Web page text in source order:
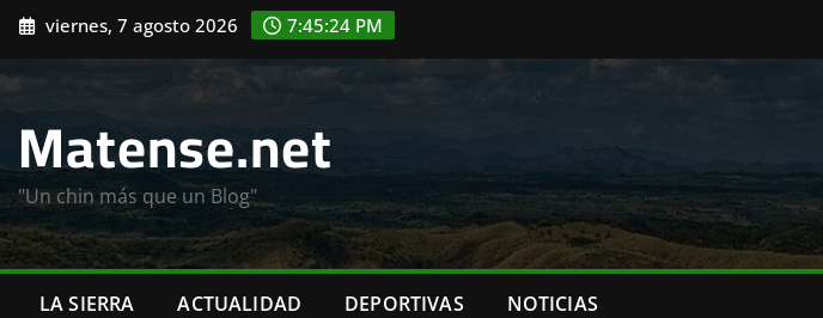
Saltar
contenido
viernes, 7 agosto 2026 7:45:26 PM
Matense.net
"Un chin más que un Blog"
LA SIERRA ACTUALIDAD DEPORTIVAS NOTICIAS